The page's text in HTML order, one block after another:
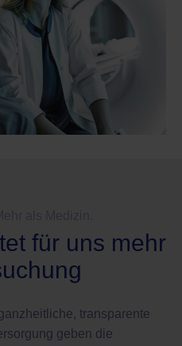
für uns mehr
transparente
geben die